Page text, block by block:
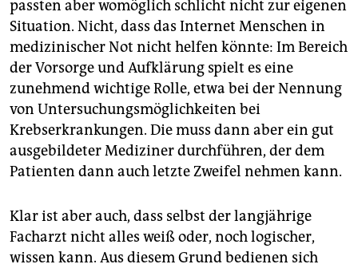
passten aber womöglich schlicht nicht zur eigenen
Situation. Nicht, dass das Internet Menschen in
medizinischer Not nicht helfen könnte: Im Bereich
der Vorsorge und Aufklärung spielt es eine
zunehmend wichtige Rolle, etwa bei der Nennung
von Untersuchungsmöglichkeiten bei
Krebserkrankungen. Die muss dann aber ein gut
ausgebildeter Mediziner durchführen, der dem
Patienten dann auch letzte Zweifel nehmen kann.
Klar ist aber auch, dass selbst der langjährige
Facharzt nicht alles weiß oder, noch logischer,
wissen kann. Aus diesem Grund bedienen sich